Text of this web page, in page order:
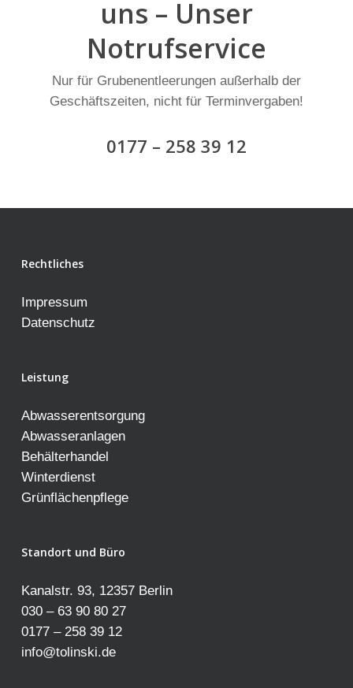
uns – Unser
Notrufservice
Nur für Grubenentleerungen außerhalb der
Geschäftszeiten, nicht für Terminvergaben!
0177 – 258 39 12
Rechtliches
Impressum
Datenschutz
Leistung
Abwasserentsorgung
Abwasseranlagen
Behälterhandel
Winterdienst
Grünflächenpflege
Standort und Büro
Kanalstr. 93, 12357 Berlin
030 – 63 90 80 27
0177 – 258 39 12
info@tolinski.de